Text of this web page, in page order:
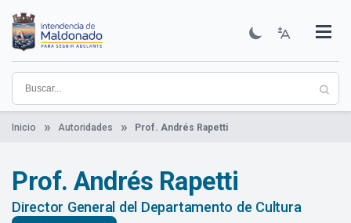
contenido
principal
Institucional
Municipios
Descubre Maldonado
Comunicación
Servicios
Guía De Trámites
Ver Noticias
Inicio Autoridades Prof. Andrés Rapetti
Prof. Andrés Rapetti
Director General del Departamento de Cultura